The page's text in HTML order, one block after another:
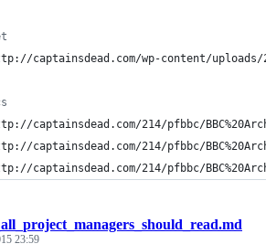
captainsdead.com/wp-content/
captainsdead.com/214/pfbbc/
captainsdead.com/214/pfbbc/
captainsdead.com/214/pfbbc/
23:59